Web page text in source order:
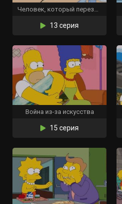
Человек, который перезрел
13 серия
Война из-за искусства
15 серия